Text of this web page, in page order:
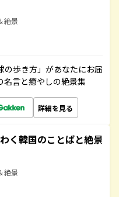
絶景
の歩き方」があなたにお届
名言と癒やしの絶景集
詳細を見る
く韓国のことばと絶景
絶景